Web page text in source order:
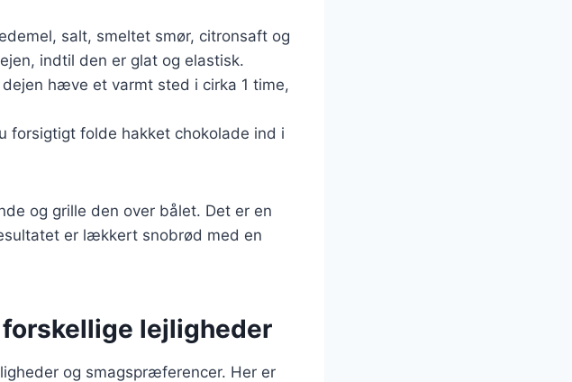
salt, smeltet smør, citronsaft og
indtil den er glat og elastisk.
hæve et varmt sted i cirka 1 time,
forsigtigt folde hakket chokolade ind i
og grille den over bålet. Det er en
er lækkert snobrød med en
lejligheder
og smagspræferencer. Her er